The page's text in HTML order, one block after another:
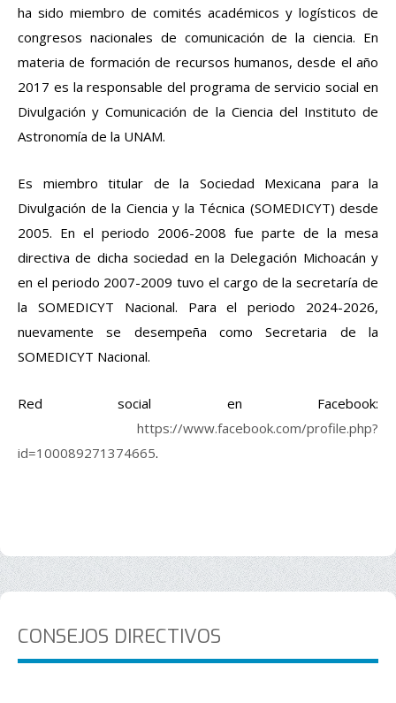
ha sido miembro de comités académicos y logísticos de
congresos nacionales de comunicación de la ciencia. En
materia de formación de recursos humanos, desde el año
2017 es la responsable del programa de servicio social en
Divulgación y Comunicación de la Ciencia del Instituto de
Astronomía de la UNAM.
Es miembro titular de la Sociedad Mexicana para la
Divulgación de la Ciencia y la Técnica (SOMEDICYT) desde
2005. En el periodo 2006-2008 fue parte de la mesa
directiva de dicha sociedad en la Delegación Michoacán y
en el periodo 2007-2009 tuvo el cargo de la secretaría de
la SOMEDICYT Nacional. Para el periodo 2024-2026,
nuevamente se desempeña como Secretaria de la
SOMEDICYT Nacional.
Red social en Facebook:
https://www.facebook.com/profile.php?
id=100089271374665.
CONSEJOS DIRECTIVOS